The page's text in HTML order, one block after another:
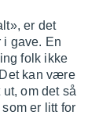
er det
i gave. En
folk ikke
kan være
om det så
er litt for